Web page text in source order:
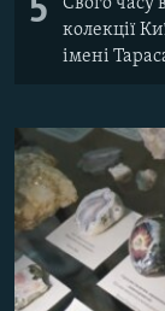
5
колекції
імені